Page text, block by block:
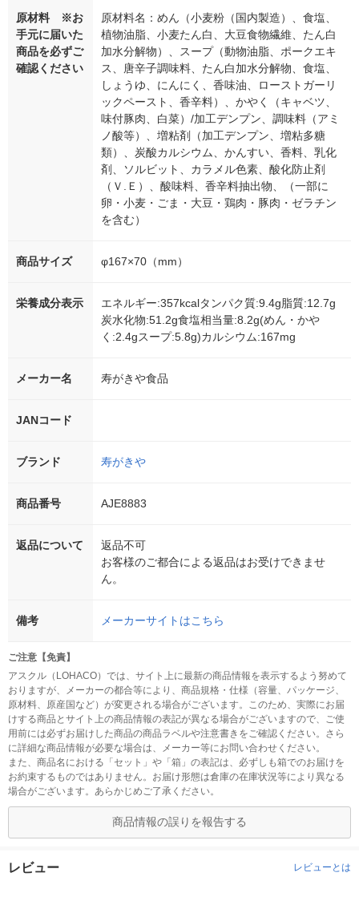
原材料 ※お
手元に届いた
商品を必ずご
確認ください
原材料名：めん（小麦粉（国内製造）、食塩、
植物油脂、小麦たん白、大豆食物繊維、たん白
加水分解物）、スープ（動物油脂、ポークエキ
ス、唐辛子調味料、たん白加水分解物、食塩、
しょうゆ、にんにく、香味油、ローストガーリ
ックペースト、香辛料）、かやく（キャベツ、
味付豚肉、白菜）/加工デンプン、調味料（アミ
ノ酸等）、増粘剤（加工デンプン、増粘多糖
類）、炭酸カルシウム、かんすい、香料、乳化
剤、ソルビット、カラメル色素、酸化防止剤
（Ｖ.Ｅ）、酸味料、香辛料抽出物、（一部に
卵・小麦・ごま・大豆・鶏肉・豚肉・ゼラチン
を含む）
商品サイズ φ167×70（mm）
栄養成分表示
エネルギー:357kcalタンパク質:9.4g脂質:12.7g
炭水化物:51.2g食塩相当量:8.2g(めん・かや
く:2.4gスープ:5.8g)カルシウム:167mg
メーカー名 寿がきや食品
JANコード
ブランド 寿がきや
商品番号 AJE8883
返品について
返品不可
お客様のご都合による返品はお受けできませ
ん。
備考 メーカーサイトはこちら
ご注意【免責】
アスクル（LOHACO）では、サイト上に最新の商品情報を表示するよう努めて
おりますが、メーカーの都合等により、商品規格・仕様（容量、パッケージ、
原材料、原産国など）が変更される場合がございます。このため、実際にお届
けする商品とサイト上の商品情報の表記が異なる場合がございますので、ご使
用前には必ずお届けした商品の商品ラベルや注意書きをご確認ください。さら
に詳細な商品情報が必要な場合は、メーカー等にお問い合わせください。
また、商品名における「セット」や「箱」の表記は、必ずしも箱でのお届けを
お約束するものではありません。お届け形態は倉庫の在庫状況等により異なる
場合がございます。あらかじめご了承ください。
商品情報の誤りを報告する
レビュー レビューとは